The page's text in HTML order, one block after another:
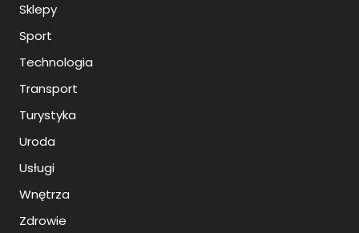
Sklepy
Sport
Technologia
Transport
Turystyka
Uroda
Usługi
Wnętrza
Zdrowie